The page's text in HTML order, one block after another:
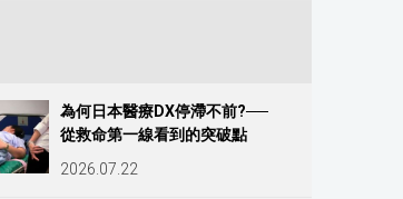
العربية
為何日本醫療DX停滯不前?──
從救命第一線看到的突破點
2026.07.22